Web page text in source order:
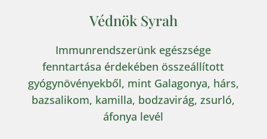
Védnök Syrah
Immunrendszerünk egészsége
fenntartása érdekében összeállított
gyógynövényekből, mint Galagonya, hárs,
bazsalikom, kamilla, bodzavirág, zsurló,
áfonya levél